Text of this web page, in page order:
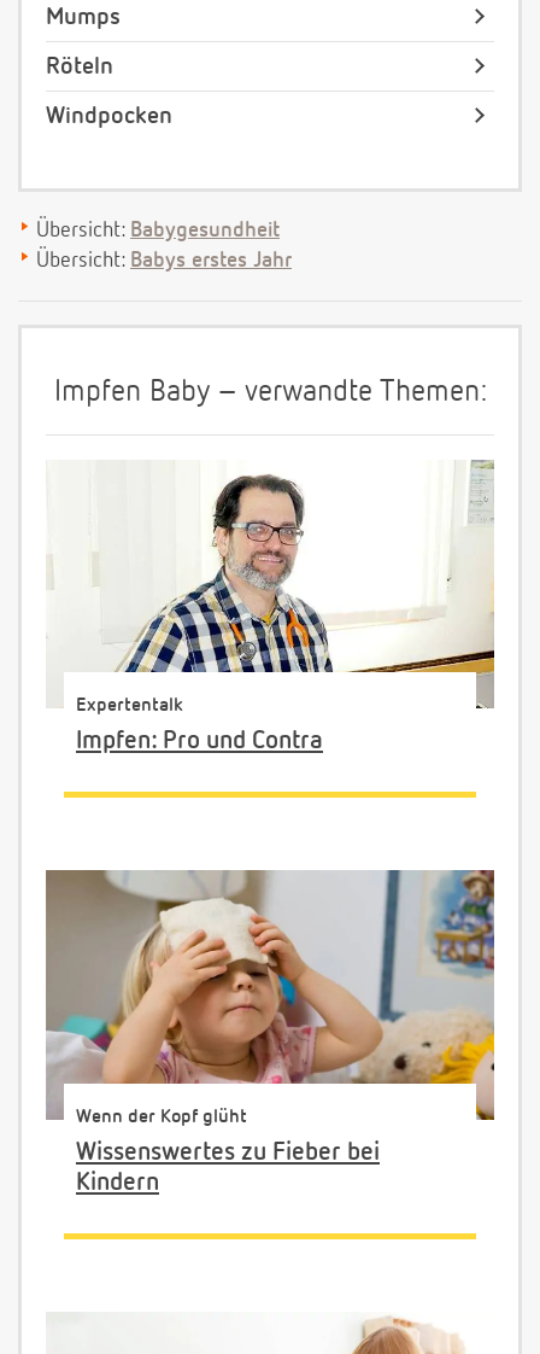
Mumps
Röteln
Windpocken
Übersicht: Babygesundheit
Übersicht: Babys erstes Jahr
Impfen Baby – verwandte Themen:
Expertentalk
Impfen: Pro und Contra
Wenn der Kopf glüht
Wissenswertes zu Fieber bei
Kindern